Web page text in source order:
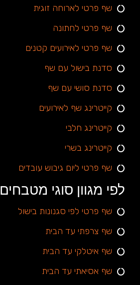
שף פרטי לארוחה זוגית
שף פרטי לחתונה
שף פרטי לאירועים קטנים
סדנת בישול עם שף
סדנת סושי עם שף
קייטרינג שף לאירועים
קייטרינג חלבי
קייטרינג בשרי
שף פרטי ליום גיבוש עובדים
לפי מגוון סוגי מטבחים
שף פרטי לפי סגנונות בישול
שף צרפתי עד הבית
שף איטלקי עד הבית
שף אסיאתי עד הבית